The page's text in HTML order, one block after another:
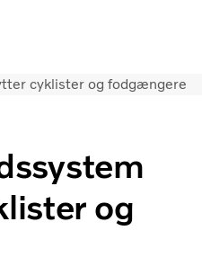
Log indDanmark
cyklister og fodgængere
og